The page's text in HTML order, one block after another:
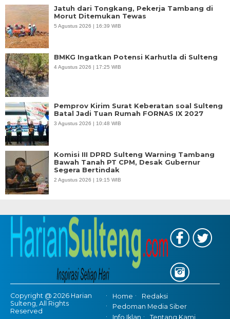
Jatuh dari Tongkang, Pekerja Tambang di
Morut Ditemukan Tewas
5 Agustus 2026 | 16:39 WIB
BMKG Ingatkan Potensi Karhutla di Sulteng
4 Agustus 2026 | 17:25 WIB
Pemprov Kirim Surat Keberatan soal Sulteng
Batal Jadi Tuan Rumah FORNAS IX 2027
3 Agustus 2026 | 10:48 WIB
Komisi III DPRD Sulteng Warning Tambang
Bawah Tanah PT CPM, Desak Gubernur
Segera Bertindak
2 Agustus 2026 | 19:15 WIB
Copyright @ 2026 Harian
Sulteng, All Rights
Reserved
Home
Redaksi
Pedoman Media Siber
Info Iklan
Tentang Kami